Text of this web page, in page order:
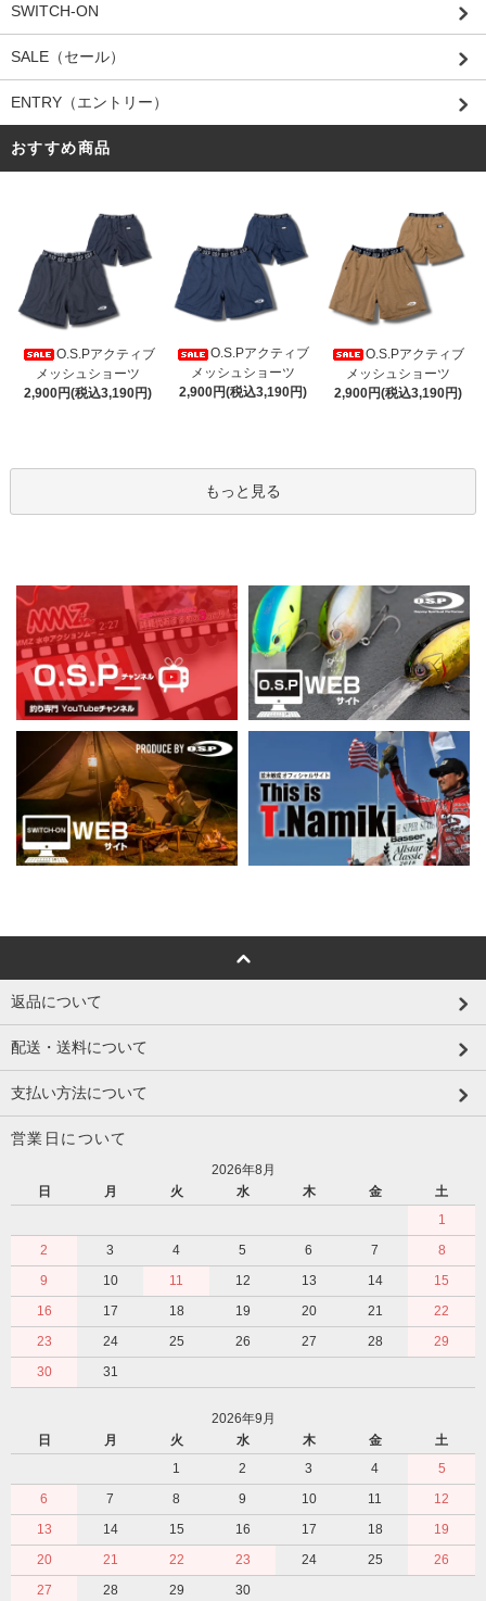
SWITCH-ON
SALE（セール）
ENTRY（エントリー）
おすすめ商品
O.S.Pアクティブ
メッシュショーツ
2,900円(税込3,190円)
O.S.Pアクティブ
メッシュショーツ
2,900円(税込3,190円)
O.S.Pアクティブ
メッシュショーツ
2,900円(税込3,190円)
もっと見る
返品について
配送・送料について
支払い方法について
営業日について
2026年8月
日
月 火 水 木 金
土
1
2
3 4 5 6 7
8
9
10 11 12 13 14
15
16
17 18 19 20 21
22
23
24 25 26 27 28
29
30
31
2026年9月
日
月 火 水 木 金
土
1
2 3 4
5
6
7 8 9 10 11
12
13
14 15 16 17 18
19
20
21 22 23 24 25
26
27
28 29 30